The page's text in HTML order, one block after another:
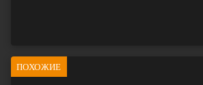
ПОХОЖИЕ